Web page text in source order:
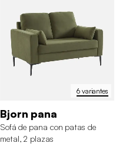
6 variantes
Bjorn pana
Sofá de pana con patas de
metal, 2 plazas